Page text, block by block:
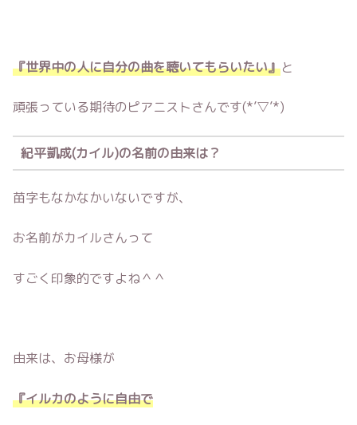
『世界中の人に自分の曲を聴いてもらいたい』と
頑張っている期待のピアニストさんです(*’▽’*)
紀平凱成(カイル)の名前の由来は？
苗字もなかなかいないですが、
お名前がカイルさんって
すごく印象的ですよね＾＾
由来は、お母様が
『イルカのように自由で